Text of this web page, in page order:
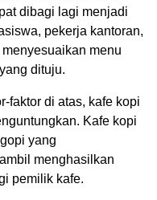
dibagi lagi menjadi
pekerja kantoran,
menu
dituju.
faktor di atas, kafe kopi
Kafe kopi
yang
menghasilkan
pemilik kafe.